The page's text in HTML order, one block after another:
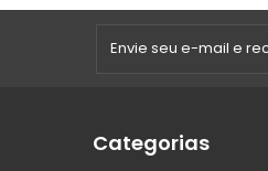
Categorias